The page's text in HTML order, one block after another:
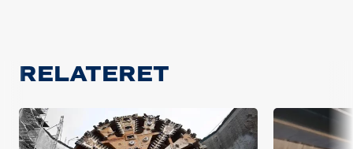
RELATERET